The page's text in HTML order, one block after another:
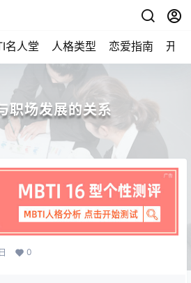
名人堂 人格类型 恋爱指南 开始
职场发展的关系
0